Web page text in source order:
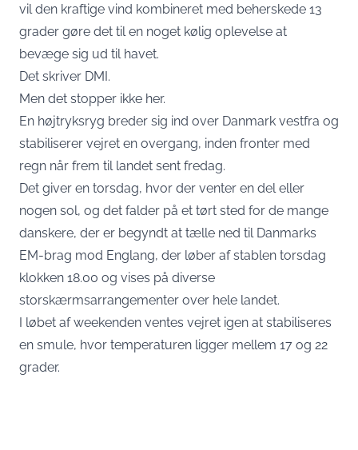
vil den kraftige vind kombineret med beherskede 13
grader gøre det til en noget kølig oplevelse at
bevæge sig ud til havet.
Det skriver DMI.
Men det stopper ikke her.
En højtryksryg breder sig ind over Danmark vestfra og
stabiliserer vejret en overgang, inden fronter med
regn når frem til landet sent fredag.
Det giver en torsdag, hvor der venter en del eller
nogen sol, og det falder på et tørt sted for de mange
danskere, der er begyndt at tælle ned til Danmarks
EM-brag mod Englang, der løber af stablen torsdag
klokken 18.00 og vises på diverse
storskærmsarrangementer over hele landet.
I løbet af weekenden ventes vejret igen at stabiliseres
en smule, hvor temperaturen ligger mellem 17 og 22
grader.